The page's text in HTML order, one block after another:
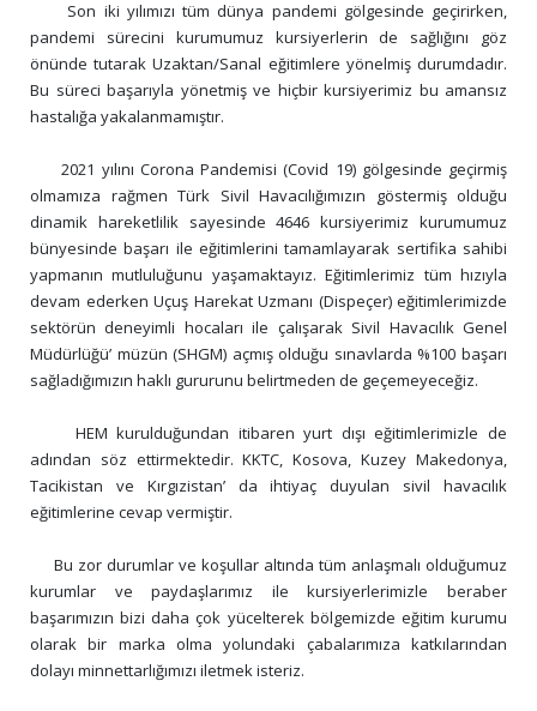
pandemi sürecini kurumumuz kursiyerlerin de sağlığını göz
önünde tutarak Uzaktan/Sanal eğitimlere yönelmiş durumdadır.
Bu süreci başarıyla yönetmiş ve hiçbir kursiyerimiz bu amansız
hastalığa yakalanmamıştır.
     2021 yılını Corona Pandemisi (Covid 19) gölgesinde geçirmiş
olmamıza rağmen Türk Sivil Havacılığımızın göstermiş olduğu
dinamik hareketlilik sayesinde 4646 kursiyerimiz kurumumuz
bünyesinde başarı ile eğitimlerini tamamlayarak sertifika sahibi
yapmanın mutluluğunu yaşamaktayız. Eğitimlerimiz tüm hızıyla
devam ederken Uçuş Harekat Uzmanı (Dispeçer) eğitimlerimizde
sektörün deneyimli hocaları ile çalışarak Sivil Havacılık Genel
Müdürlüğü’ müzün (SHGM) açmış olduğu sınavlarda %100 başarı
sağladığımızın haklı gururunu belirtmeden de geçemeyeceğiz.
adından söz ettirmektedir. KKTC, Kosova, Kuzey Makedonya,
Tacikistan ve Kırgızistan’ da ihtiyaç duyulan sivil havacılık
eğitimlerine cevap vermiştir.
kurumlar ve paydaşlarımız ile kursiyerlerimizle beraber
başarımızın bizi daha çok yücelterek bölgemizde eğitim kurumu
olarak bir marka olma yolundaki çabalarımıza katkılarından
dolayı minnettarlığımızı iletmek isteriz.